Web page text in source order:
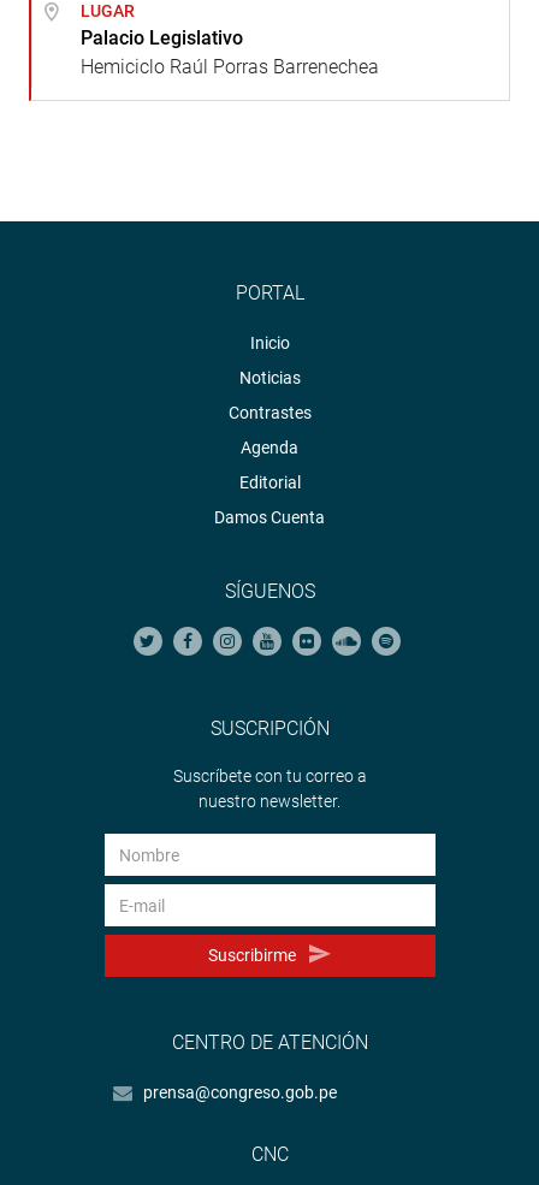
LUGAR
Palacio Legislativo
Hemiciclo Raúl Porras Barrenechea
PORTAL
Inicio
Noticias
Contrastes
Agenda
Editorial
Damos Cuenta
SÍGUENOS
SUSCRIPCIÓN
Suscríbete con tu correo a
nuestro newsletter.
Suscribirme
CENTRO DE ATENCIÓN
prensa@congreso.gob.pe
CNC